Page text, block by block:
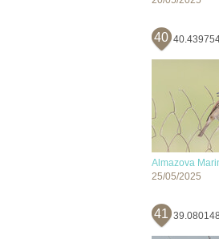
40
Almazova
25/05/2025
41